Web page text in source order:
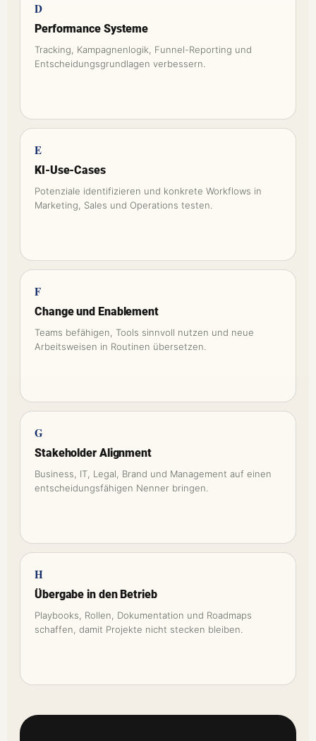
D
Performance Systeme
Tracking, Kampagnenlogik, Funnel-Reporting und
Entscheidungsgrundlagen verbessern.
E
KI-Use-Cases
Potenziale identifizieren und konkrete Workflows in
Marketing, Sales und Operations testen.
F
Change und Enablement
Teams befähigen, Tools sinnvoll nutzen und neue
Arbeitsweisen in Routinen übersetzen.
G
Stakeholder Alignment
Business, IT, Legal, Brand und Management auf einen
entscheidungsfähigen Nenner bringen.
H
Übergabe in den Betrieb
Playbooks, Rollen, Dokumentation und Roadmaps
schaffen, damit Projekte nicht stecken bleiben.